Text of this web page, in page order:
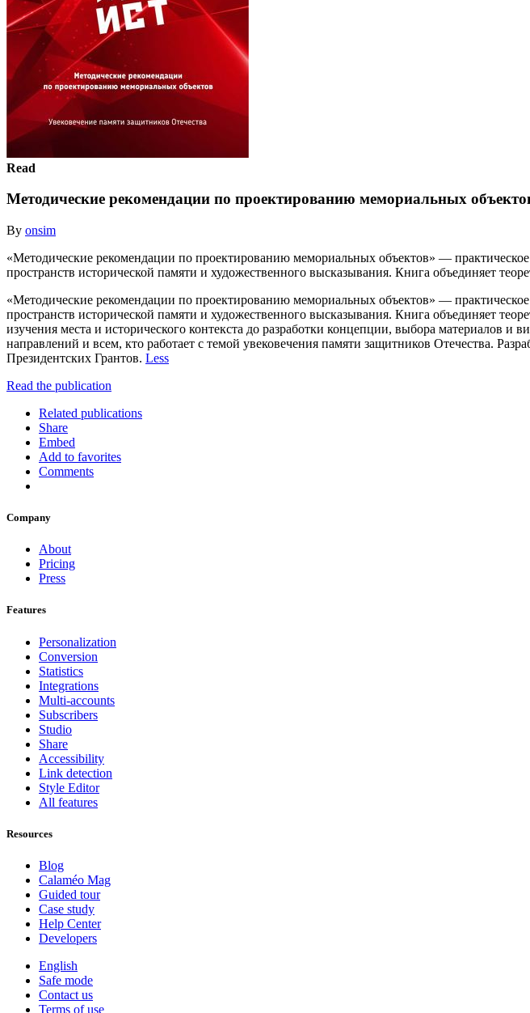
Read
Методические рекомендации по проектированию мемориальных
By onsim
«Методические рекомендации по проектированию мемориальных объектов» —
пространств исторической памяти и художественного высказывания. Книга объединяет
«Методические рекомендации по проектированию мемориальных объектов» —
пространств исторической памяти и художественного высказывания. Книга объединяет
изучения места и исторического контекста до разработки концепции, выбора материалов и
направлений и всем, кто работает с темой увековечения памяти защитников Отечества.
Президентских Грантов. Less
Read the publication
Related publications
Share
Embed
Add to favorites
Comments
Company
About
Pricing
Press
Features
Personalization
Conversion
Statistics
Integrations
Multi-accounts
Subscribers
Studio
Share
Accessibility
Link detection
Style Editor
All features
Resources
Blog
Calaméo Mag
Guided tour
Case study
Help Center
Developers
English
Safe mode
Contact us
Terms of use